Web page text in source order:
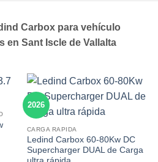
Carbox para vehículo
en Sant Iscle de Vallalta
2026
CARGA RAPIDA
Ledind Carbox 60-80Kw DC
Supercharger DUAL de Carga